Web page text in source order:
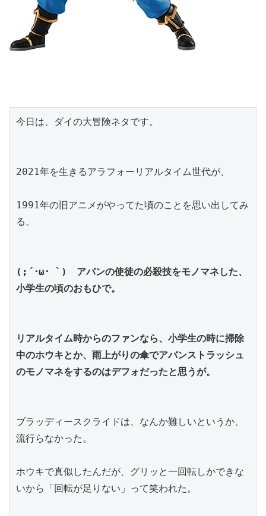
今日は、ダイの大冒険ネタです。
2021年を生きるアラフォーリアルタイム世代が、
1991年の旧アニメがやってた頃のことを思い出してみ
る。
(;´･ω･ `)　アバンの使徒の必殺技をモノマネした、
小学生の頃のおもひで。
リアルタイム時からのファンなら、小学生の時に掃除
中のホウキとか、雨上がりの傘でアバンストラッシュ
のモノマネをするのはデフォだったと思うが。
ブラッディースクライドは、なんか難しいというか、
流行らなかった。
ホウキで真似したんだが、グリッと一回転しかできな
いから「回転が足りない」って笑われた。